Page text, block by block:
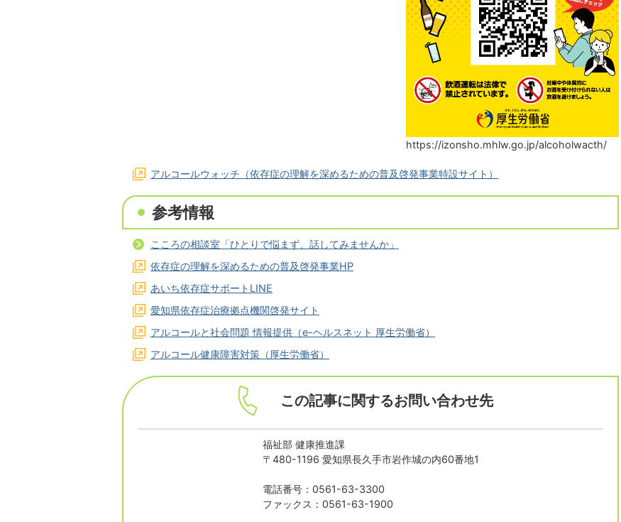
https://izonsho.mhlw.go.jp/alcoholwacth/
アルコールウォッチ（依存症の理解を深めるための普及啓発事業特設サイト）
参考情報
こころの相談室「ひとりで悩まず、話してみませんか」
依存症の理解を深めるための普及啓発事業HP
あいち依存症サポートLINE
愛知県依存症治療拠点機関啓発サイト
アルコールと社会問題 情報提供（e-ヘルスネット 厚生労働省）
アルコール健康障害対策（厚生労働省）
この記事に関するお問い合わせ先
福祉部 健康推進課
〒480-1196 愛知県長久手市岩作城の内60番地1
電話番号：0561-63-3300
ファックス：0561-63-1900